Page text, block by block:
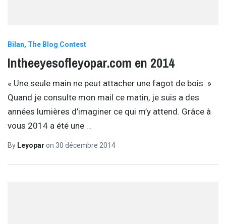
Bilan The Blog Contest
Intheeyesofleyopar.com en 2014
« Une seule main ne peut attacher une fagot de bois. »
Quand je consulte mon mail ce matin, je suis a des
années lumières d’imaginer ce qui m’y attend. Grâce à
vous 2014 a été une …
By Leyopar on 30 décembre 2014